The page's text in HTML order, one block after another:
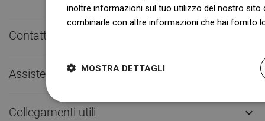
Contatto rapido
Assistenza clienti
Collegamenti utili 
inoltre informazioni sul tuo utilizzo del nostro sito
combinarle con altre informazioni che hai fornito
MOSTRA DETTAGLI